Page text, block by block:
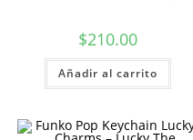
$210.00
Añadir al carrito